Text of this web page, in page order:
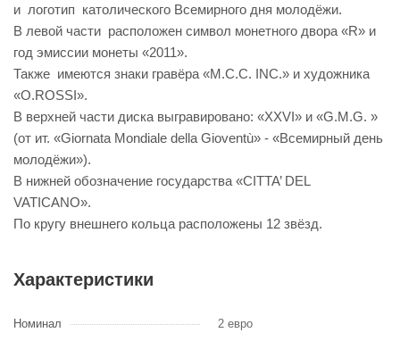
и логотип католического Всемирного дня молодёжи.
В левой части расположен символ монетного двора «R» и
год эмиссии монеты «2011».
Также имеются знаки гравёра «M.C.C. INC.» и художника
«O.ROSSI».
В верхней части диска выгравировано: «XXVI» и «G.M.G. »
(от ит. «Giornata Mondiale della Gioventù» - «Всемирный день
молодёжи»).
В нижней обозначение государства «CITTA’ DEL
VATICANO».
По кругу внешнего кольца расположены 12 звёзд.
Характеристики
Номинал
2 евро